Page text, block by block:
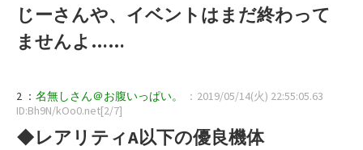
じーさんや、イベントはまだ終わって
ませんよ……
2 ： 名無しさん＠お腹いっぱい。
：2019/05/14(火) 22:55:05.63
ID:Bh9N/kOo0.net[2/7]
◆レアリティA以下の優良機体